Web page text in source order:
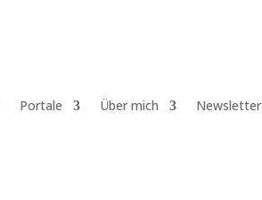
Portale Über mich Newsletter